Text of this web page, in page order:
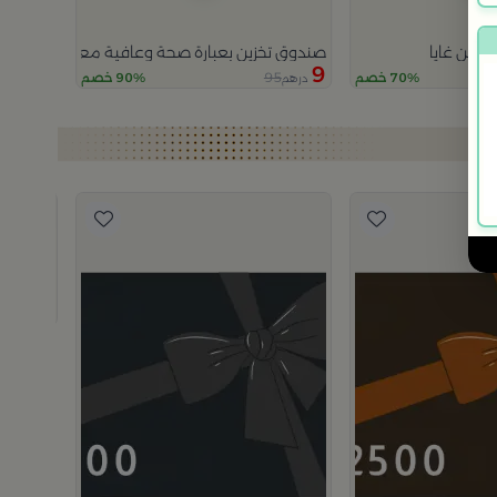
من غايا
70% خصم
صندوق تخزين بعبارة صحة وعافية مع غطاء من سيا
9 درهم95 90% خصم